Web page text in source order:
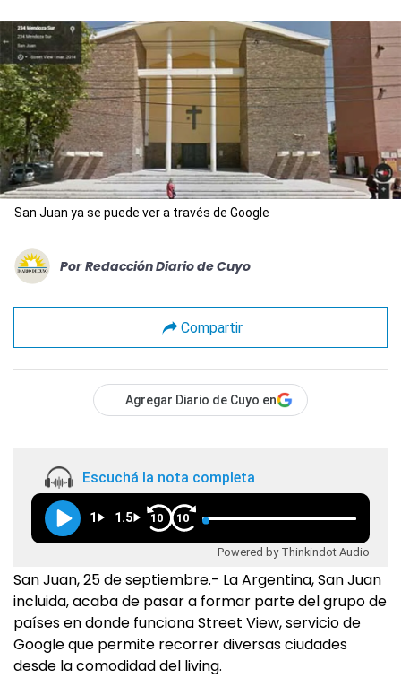
San Juan ya se puede ver a través de Google
Por Redacción Diario de Cuyo
Compartir
Agregar Diario de Cuyo en
Escuchá la nota completa
1 1.5 10 10
Powered by Thinkindot Audio
San Juan, 25 de septiembre.- La Argentina, San Juan
incluida, acaba de pasar a formar parte del grupo de
países en donde funciona Street View, servicio de
Google que permite recorrer diversas ciudades
desde la comodidad del living.